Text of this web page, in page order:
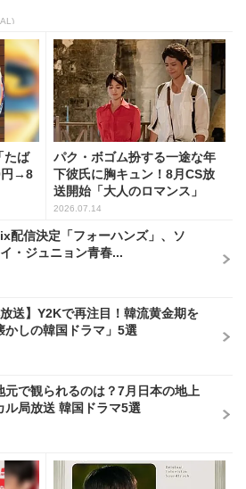
たば
円→8
パク・ボゴム扮する一途な年
下彼氏に胸キュン！8月CS放
送開始「大人のロマンス」
韓...
2026.07.14
配信決定「フォーハンズ」、ソ
・ジュニョン青春...
放送】Y2Kで再注目！韓流黄金期を
かしの韓国ドラマ」5選
元で観られるのは？7月日本の地上
ル局放送 韓国ドラマ5選